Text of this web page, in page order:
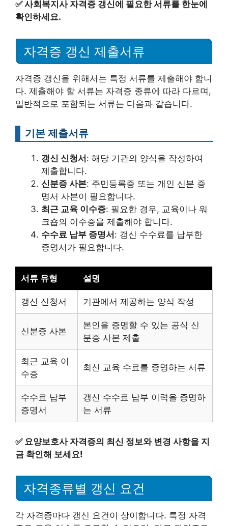
✅사회복지사 자격증 갱신에 필요한 서류를 한눈에
확인하세요.
자격증 갱신 제출서류
자격증 갱신을 위해서는 특정 서류를 제출해야 합니
다. 제출해야 할 서류는 자격증 종류에 따라 다르며,
일반적으로 포함되는 서류는 다음과 같습니다.
기본 제출서류
갱신 신청서: 해당 기관의 양식을 작성하여
제출합니다.
신분증 사본: 주민등록증 또는 개인 신분 증
명서 사본이 필요합니다.
최근 교육 이수증: 필요한 경우, 교육이나 워
크숍의 이수증을 제출해야 합니다.
수수료 납부 증명서: 갱신 수수료를 납부한
증명서가 필요합니다.
서류 유형 설명
갱신 신청서 기관에서 제공하는 양식 작성
신분증 사본
본인을 증명할 수 있는 공식 신
분증 사본 제출
최근 교육 이
수증
최신 교육 수료를 증명하는 서류
수수료 납부
증명서
갱신 수수료 납부 이력을 증명하
는 서류
✅ 요양보호사 자격증의 최신 정보와 변경 사항을 지
금 확인해 보세요!
자격종류별 갱신 요건
각 자격증마다 갱신 요건이 상이합니다. 특정 자격